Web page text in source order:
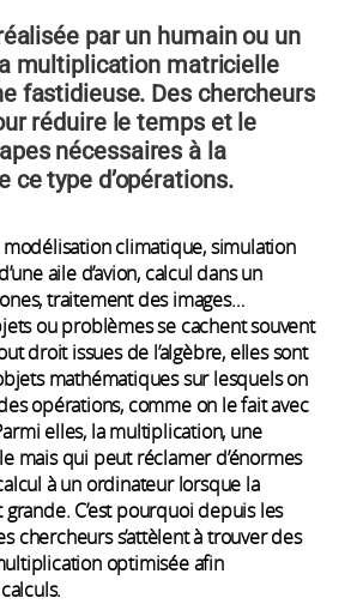
par un humain ou un
multiplication matricielle
fastidieuse. Des chercheurs
réduire le temps et le
nécessaires à la
ce type d’opérations.
modélisation climatique, simulation
aile d’avion, calcul dans un
traitement des images…
ou problèmes se cachent souvent
droit issues de l’algèbre, elles sont
mathématiques sur lesquels on
opérations, comme on le fait avec
elles, la multiplication, une
mais qui peut réclamer d’énormes
à un ordinateur lorsque la
C’est pourquoi depuis les
chercheurs s’attèlent à trouver des
optimisée afin